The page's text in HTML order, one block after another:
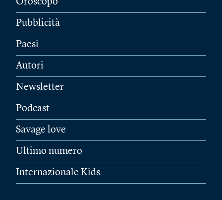
Oroscopo
Pubblicità
Paesi
Autori
Newsletter
Podcast
Savage love
Ultimo numero
Internazionale Kids